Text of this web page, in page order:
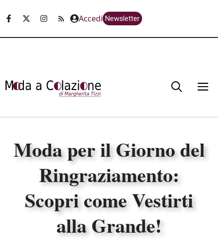
Accedi Newsletter
Moda per il Giorno del
Ringraziamento:
Scopri come Vestirti
alla Grande!